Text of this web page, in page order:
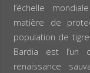
l’échelle
matière de
population de
Bardia est l’un
renaissance